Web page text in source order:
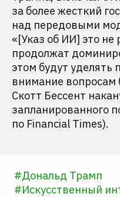
за более жесткий
над передовыми
«[Указ об ИИ] это
продолжат
этом будут уделять
внимание вопросам
Скотт Бессент
запланированного
по Financial Times).
#Дональд Трамп
#Искусственный